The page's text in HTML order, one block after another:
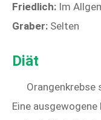
Friedlich: Im
Graber: Selten
Diät
Orangenkrebse
Eine